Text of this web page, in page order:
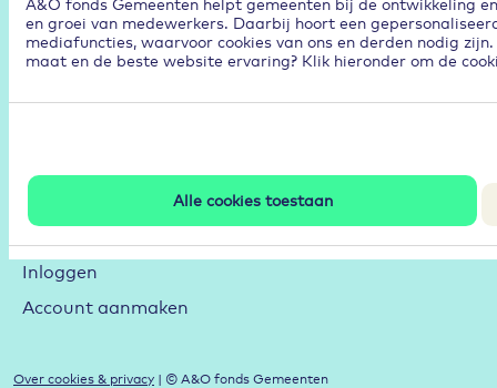
en groei van medewerkers. Daarbij hoort een
mediafuncties, waarvoor cookies van ons en derden nodig
maat en de beste website ervaring? Klik hieronder om de
Alle cookies toestaan
Duurzame Inzetbaarheid
Aan de slag met de RI&E
Arbeidsmarktstrategie
Leren en Ontwikkelen
Mijn A&O
Inloggen
Account aanmaken
Over cookies & privacy | © A&O fonds Gemeenten